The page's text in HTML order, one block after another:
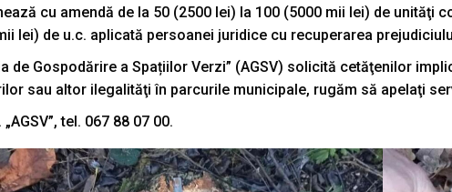
cu amendă de la 50 (2500 lei) la 100 (5000 mii lei) de unităţi
lei) de u.c. aplicată persoanei juridice cu recuperarea
de Gospodărire a Spațiilor Verzi” (AGSV) solicită cetăţenilor
sau altor ilegalităţi în parcurile municipale, rugăm să apelaţi
tel. 067 88 07 00.